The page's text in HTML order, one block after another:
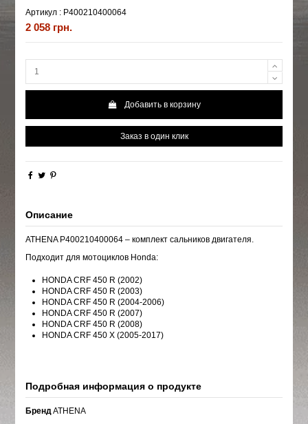
Артикул : P400210400064
2 058 грн.
Добавить в корзину
Заказ в один клик
Описание
ATHENA P400210400064 – комплект сальников двигателя.
Подходит для мотоциклов Honda:
HONDA CRF 450 R (2002)
HONDA CRF 450 R (2003)
HONDA CRF 450 R (2004-2006)
HONDA CRF 450 R (2007)
HONDA CRF 450 R (2008)
HONDA CRF 450 X (2005-2017)
Подробная информация о продукте
Бренд ATHENA